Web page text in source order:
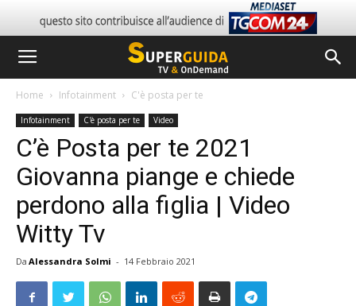
Home Infotainment C'è posta per te
Infotainment C'è posta per te Video
C’è Posta per te 2021
Giovanna piange e chiede
perdono alla figlia | Video
Witty Tv
Da Alessandra Solmi - 14 Febbraio 2021